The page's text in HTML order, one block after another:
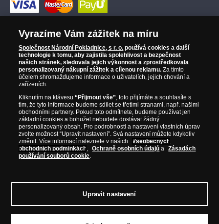
© Copyright 2026 - Národní Pokladnice, s. r. o.; Karolinská 661/4, 186
00 Praha 8; Tel.: 810 100 500E-mail: info@narodnipokladnice.cz,
www.narodnipokladnice.cz; IČ: 28507622; DIČ: CZ28507622Společnost
Vyrazíme Vám zážitek na míru
Společnost Národní Pokladnice, s r. o. používá cookies a další
technologie k tomu, aby zajistila spolehlivost a bezpečnost
našich stránek, sledovala jejich výkonnost a zprostředkovala
personalizovaný nákupní zážitek a cílenou reklamu. Za tímto
účelem shromažďujeme informace o uživatelích, jejich chování a
zařízeních.
Kliknutím na klávesu“Přijmout vše”, toto přijímáte a souhlasíte s
tím, že tyto informace budeme sdílet se třetími stranami, např. našimi
obchodními partnery. Pokud toto odmítnete, budeme používat jen
základní cookies a bohužel nebudete dostávat žádný
personalizovaný obsah. Pro podrobnosti a nastavení vlastních úprav
zvolte možnost “Upravit nastavení”. Svá nastavení můžete kdykoliv
změnit. Více informací naleznete v našich
Všeobecných
obchodních podmínkách , Ochraně osobních údajů a
Zásadách
používání souborů cookie.
Upravit nastavení